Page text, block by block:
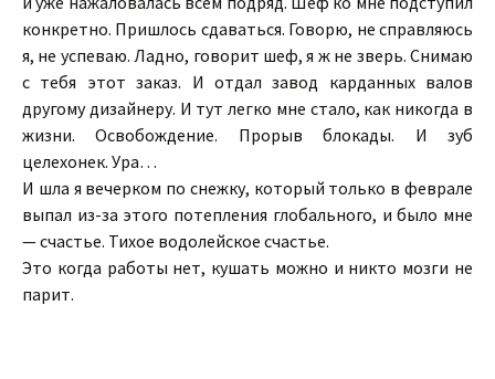
конкретно. Пришлось сдаваться. Говорю, не справляюсь
я, не успеваю. Ладно, говорит шеф, я ж не зверь. Снимаю
с тебя этот заказ. И отдал завод карданных валов
другому дизайнеру. И тут легко мне стало, как никогда в
жизни. Освобождение. Прорыв блокады. И зуб
целехонек. Ура…
И шла я вечерком по снежку, который только в феврале
выпал из-за этого потепления глобального, и было мне
— счастье. Тихое водолейское счастье.
Это когда работы нет, кушать можно и никто мозги не
парит.